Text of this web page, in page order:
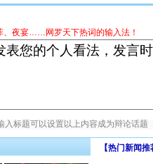
、夜宴……网罗天下热词的输入法！
【热门新闻